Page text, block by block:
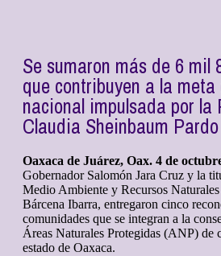
Se sumaron más de 6 mil
que contribuyen a la
nacional impulsada por la
Claudia Sheinbaum Pardo
Oaxaca de Juárez, Oax. 4 de
Gobernador Salomón Jara Cruz y la
Medio Ambiente y Recursos
Bárcena Ibarra, entregaron cinco
comunidades que se integran a la
Áreas Naturales Protegidas (ANP) de
estado de Oaxaca.